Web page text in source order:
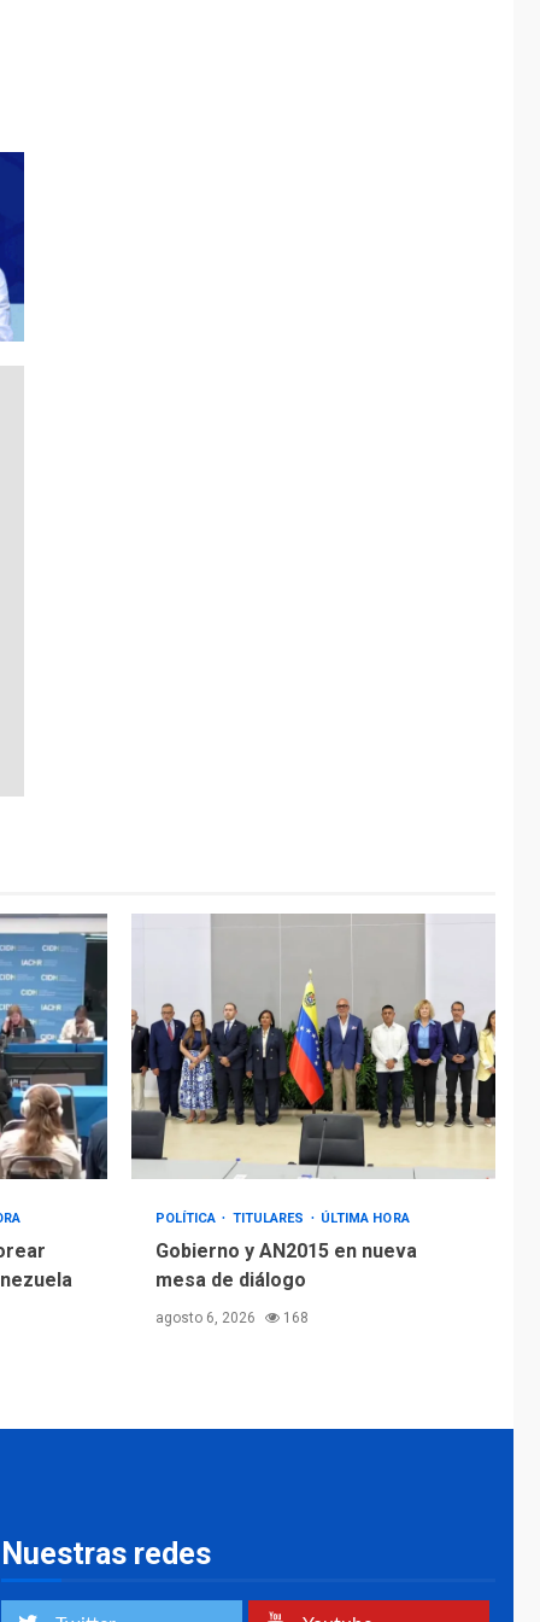
POLÍTICA TITULARES ÚLTIMA HORA
Gobierno y AN2015 en nueva
mesa de diálogo
agosto 6, 2026 168
Nuestras redes